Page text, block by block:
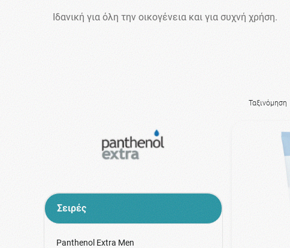
Ιδανική για όλη την οικογένεια και για συχνή χρήση.
Σειρές
Panthenol Extra Men
Ταξινόμηση